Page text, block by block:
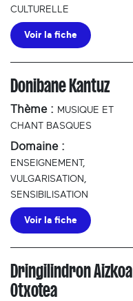
CULTURELLE
Voir la fiche
Donibane Kantuz
Thème : MUSIQUE ET
CHANT BASQUES
Domaine :
ENSEIGNEMENT,
VULGARISATION,
SENSIBILISATION
Voir la fiche
Dringilindron Aizkoa
Otxotea